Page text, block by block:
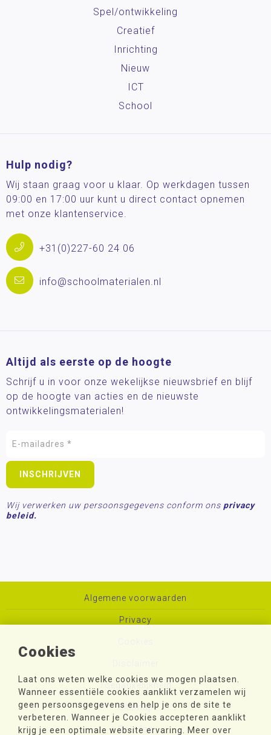
Cookies
Laat ons weten welke cookies we mogen plaatsen.
Wanneer essentiële cookies aanklikt verzamelen wij
geen persoonsgegevens en help je ons de site te
verbeteren. Wanneer je Cookies accepteren aanklikt
krijg je een optimale website ervaring. Meer over
Spel/ontwikkeling
Creatief
Inrichting
Nieuw
ICT
School
Hulp nodig?
Wij staan graag voor u klaar. Op werkdagen tussen
09:00 en 17:00 uur kunt u direct contact opnemen
met onze klantenservice.
+31(0)227-60 24 06
info@schoolmaterialen.nl
Altijd als eerste op de hoogte
Schrijf u in voor onze wekelijkse nieuwsbrief en blijf
op de hoogte van acties en de nieuwste
ontwikkelingsmaterialen!
Wij verwerken uw persoonsgegevens conform ons privacy
beleid.
Algemene voorwaarden
Privacy
Toegankelijkheid
Sitemap
Colofon